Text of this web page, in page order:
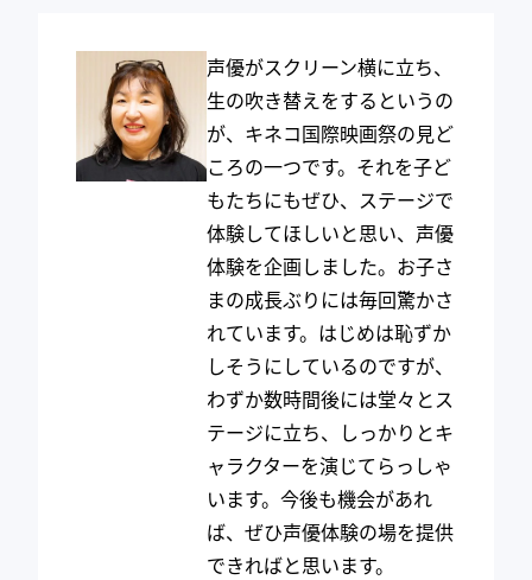
声優がスクリーン横に立ち、
生の吹き替えをするというの
が、キネコ国際映画祭の見ど
ころの一つです。それを子ど
もたちにもぜひ、ステージで
体験してほしいと思い、声優
体験を企画しました。お子さ
まの成長ぶりには毎回驚かさ
れています。はじめは恥ずか
しそうにしているのですが、
わずか数時間後には堂々とス
テージに立ち、しっかりとキ
ャラクターを演じてらっしゃ
います。今後も機会があれ
ば、ぜひ声優体験の場を提供
できればと思います。